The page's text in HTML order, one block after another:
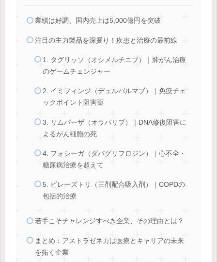
業績は好調、国内売上は5,000億円を突破
注目の主力製品を深掘り！疾患と治療の最前線
1. タグリッソ（オシメルチニブ）｜肺がん治療
のゲームチェンジャー
2. イミフィンジ（デュルバルマブ）｜免疫チェ
ックポイント阻害薬
3. リムパーザ（オラパリブ）｜DNA修復阻害に
よるがん細胞の死
4. フォシーガ（ダパグリフロジン）｜心不全・
糖尿病治療を超えて
5. ビレーズトリ（三剤配合吸入剤）｜COPDの
包括的治療
若手こそチャレンジすべき企業、その理由とは？
まとめ：アストラゼネカは医療とキャリアの未来
を拓く企業